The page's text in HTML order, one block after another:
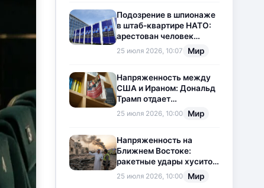
Подозрение в шпионаже
в штаб-квартире НАТО:
арестован человек
китайского
происхождения
25 июля 2026, 10:07 Мир
Напряженность между
США и Ираном: Дональд
Трамп отдает
предпочтение
дипломатии
25 июля 2026, 10:00 Мир
Напряженность на
Ближнем Востоке:
ракетные удары хуситов
по Саудовской Аравии
загоняют ситуацию в
25 июля 2026, 10:00 Мир